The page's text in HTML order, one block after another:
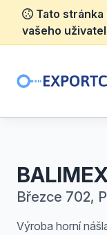
Tato
vašeho
Březce 702,
Výroba horní